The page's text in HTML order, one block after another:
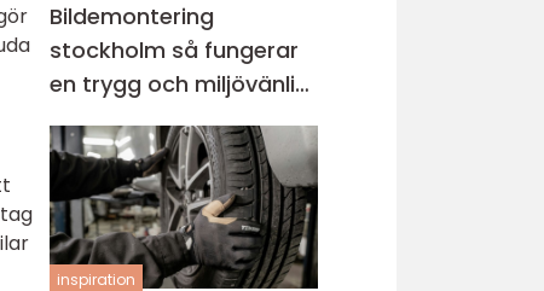
Bildemontering
stockholm så fungerar
en trygg och miljövänlig
bilskrot
inspiration